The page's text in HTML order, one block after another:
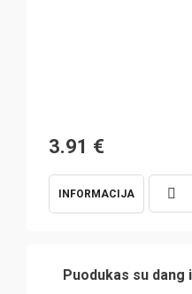
3.91 €
INFORMACIJA
Puodukas su dang